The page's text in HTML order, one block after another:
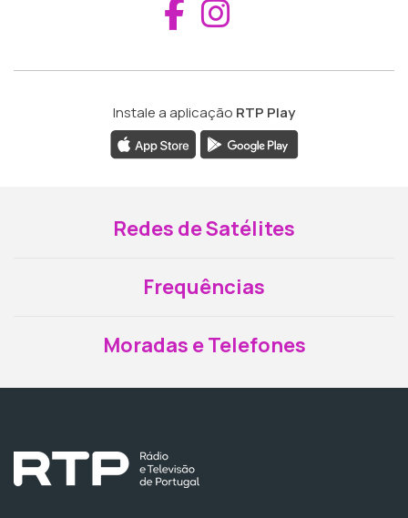
Aceder ao
Instale a aplicação RTP Play
Redes de Satélites
Frequências
Moradas e Telefones